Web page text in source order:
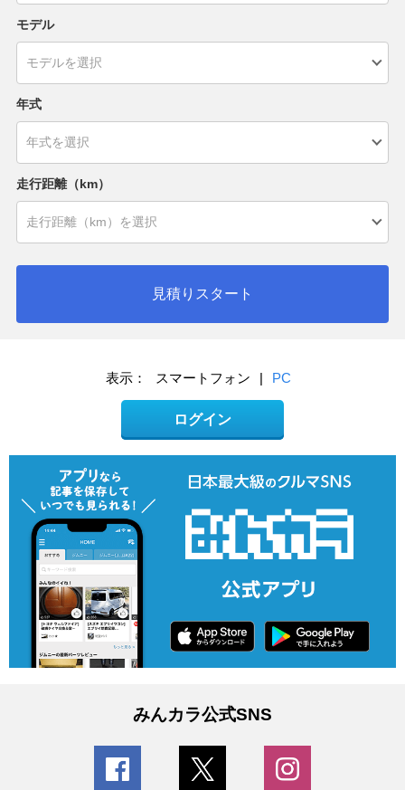
モデル
年式
走行距離（km）
見積りスタート
表示： スマートフォン | PC
ログイン
みんカラ公式SNS